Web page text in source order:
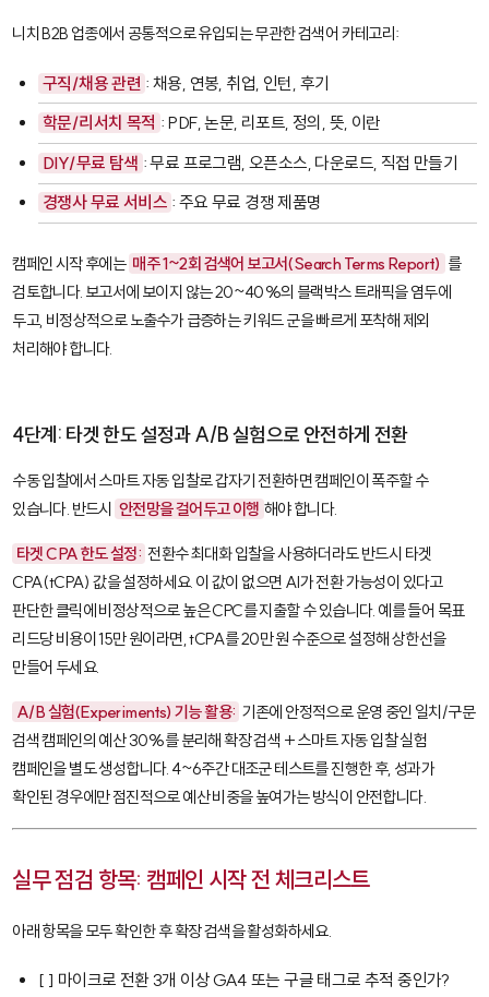
니치 B2B 업종에서 공통적으로 유입되는 무관한 검색어 카테고리:
구직/채용 관련 : 채용 연봉 취업 인턴 후기
학문/리서치 목적 : PDF,논문, 리포트,정의 , 뜻, 이란
DIY/무료 탐색 :무료 프로그램 ,오픈소스 다운로드 직접 만들기
경쟁사 무료 서비스 : 주요 무료 경쟁 제품명
캠페인 시작 후에는 매주 1~2회 검색어 보고서(Search Terms Report) 를
검토합니다. 보고서에 보이지 않는 20~40%의 블랙박스 트래픽을 염두에
두고, 비정상적으로 노출수가 급증하는 키워드 군을 빠르게 포착해 제외
처리해야 합니다.
4단계: 타겟 한도 설정과 A/B 실험으로 안전하게 전환
수동 입찰에서 스마트 자동 입찰로 갑자기 전환하면 캠페인이 폭주할 수
있습니다. 반드시 안전망을 걸어두고 이행 해야 합니다.
타겟 CPA 한도 설정: 전환수 최대화입찰을 사용하더라도 반드시 타겟
CPA(tCPA) 값을 설정하세요. 이 값이 없으면 AI가 전환 가능성이 있다고
판단한 클릭에 비정상적으로 높은 CPC를 지출할 수 있습니다. 예를 들어 목표
리드당 비용이 15만 원이라면, tCPA를 20만 원 수준으로 설정해 상한선을
만들어 두세요.
A/B 실험(Experiments) 기능 활용: 기존에 안정적으로 운영 중인 일치/구문
검색 캠페인의 예산 30%를 분리해확장 검색 + 스마트 자동 입찰실험
캠페인을 별도 생성합니다. 4~6주간 대조군 테스트를 진행한 후, 성과가
확인된 경우에만 점진적으로 예산 비중을 높여가는 방식이 안전합니다.
실무 점검 항목: 캠페인 시작 전 체크리스트
아래 항목을 모두 확인한 후 확장 검색을 활성화하세요.
[ ] 마이크로 전환 3개 이상 GA4 또는 구글 태그로 추적 중인가?